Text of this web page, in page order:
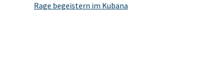
Rage begeistern im Kubana